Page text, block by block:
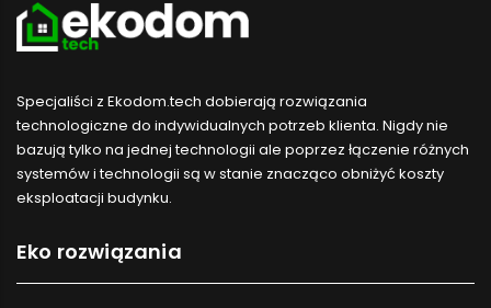
Specjaliści z Ekodom.tech dobierają rozwiązania
technologiczne do indywidualnych potrzeb klienta. Nigdy nie
bazują tylko na jednej technologii ale poprzez łączenie różnych
systemów i technologii są w stanie znacząco obniżyć koszty
eksploatacji budynku.
Eko rozwiązania